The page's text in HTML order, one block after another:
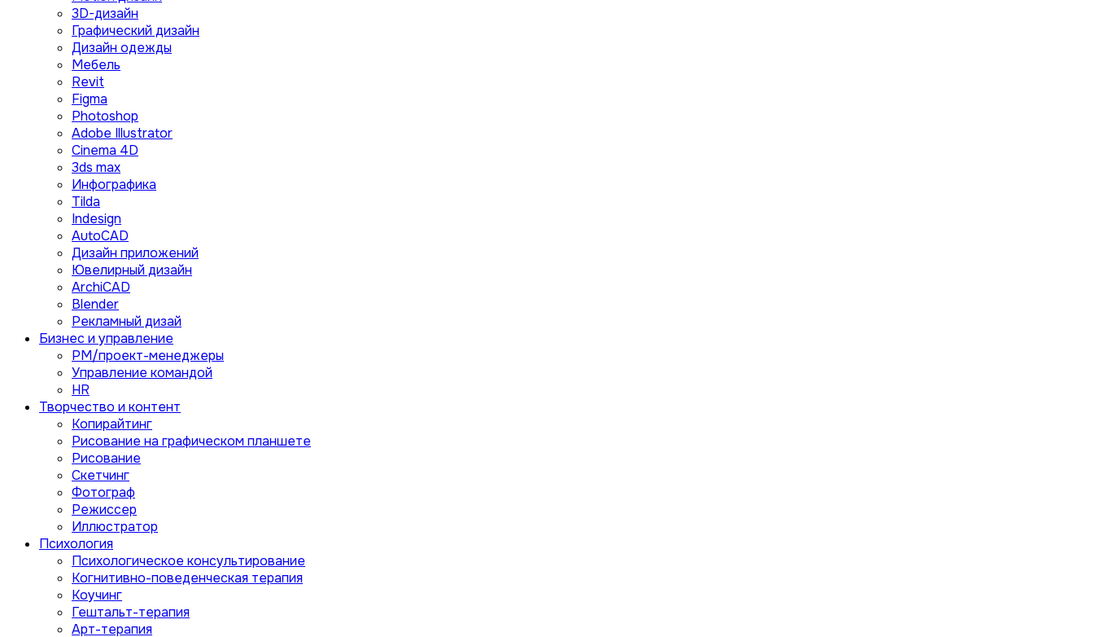
3D-дизайн
Графический дизайн
Дизайн одежды
Мебель
Revit
Figma
Photoshop
Adobe Illustrator
Сinema 4D
3ds max
Инфографика
Tilda
Indesign
AutoCAD
Дизайн приложений
Ювелирный дизайн
ArchiCAD
Blender
Рекламный дизай
Бизнес и управление
PM/проект-менеджеры
Управление командой
HR
Творчество и контент
Копирайтинг
Рисование на графическом планшете
Рисование
Скетчинг
Фотограф
Режиссер
Иллюстратор
Психология
Психологическое консультирование
Когнитивно-поведенческая терапия
Коучинг
Гештальт-терапия
Арт-терапия